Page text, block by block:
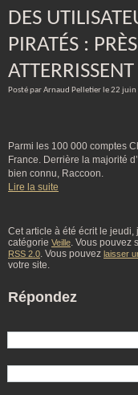
DES
PIRATÉS :
Posté par Arnaud Pelletier le 22 juin
Parmi les 100 000 comptes
France. Derrière la majorité
bien connu, Raccoon.
Lire la suite
Cet article à été écrit le
catégorie Veille. Vous pouvez
RSS 2.0. Vous pouvez laisser
votre site.
Répondez